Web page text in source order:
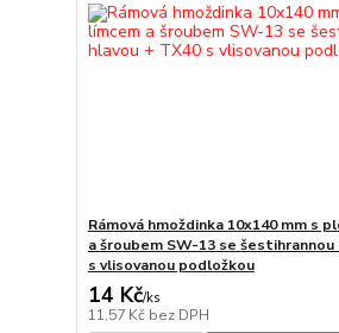
Rámová hmoždinka 10x140 mm s
a šroubem SW-13 se šestihrannou
s vlisovanou podložkou
14 Kč/ks
11,57 Kč bez DPH